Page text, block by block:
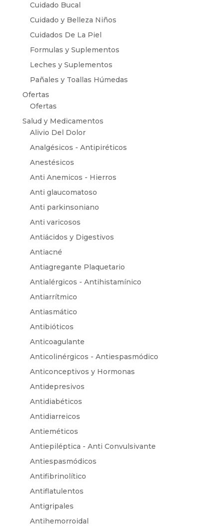
Cuidado Bucal
Cuidado y Belleza Niños
Cuidados De La Piel
Formulas y Suplementos
Leches y Suplementos
Pañales y Toallas Húmedas
Ofertas
Ofertas
Salud y Medicamentos
Alivio Del Dolor
Analgésicos - Antipiréticos
Anestésicos
Anti Anemicos - Hierros
Anti glaucomatoso
Anti parkinsoniano
Anti varicosos
Antiácidos y Digestivos
Antiacné
Antiagregante Plaquetario
Antialérgicos - Antihistamínico
Antiarrítmico
Antiasmático
Antibióticos
Anticoagulante
Anticolinérgicos - Antiespasmódico
Anticonceptivos y Hormonas
Antidepresivos
Antidiabéticos
Antidiarreicos
Antieméticos
Antiepiléptica - Anti Convulsivante
Antiespasmódicos
Antifibrinolítico
Antiflatulentos
Antigripales
Antihemorroidal